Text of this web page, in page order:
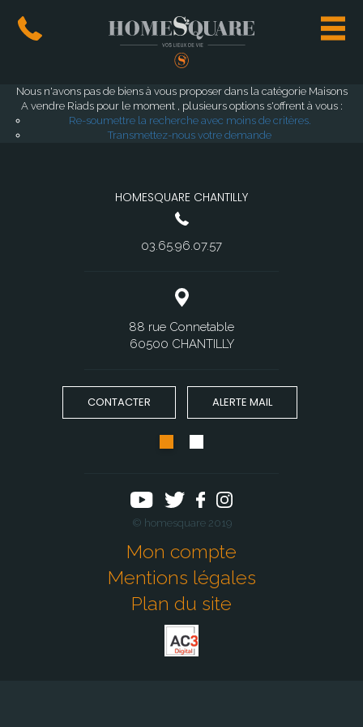
Nous n'avons pas de biens à vous proposer dans la catégorie Maisons
A vendre Riads pour le moment , plusieurs options s'offrent à vous :
Re-soumettre la recherche avec moins de critères.
Transmettez-nous votre demande
HOMESQUARE CHANTILLY
03.65.96.07.57
88 rue Connetable
60500 CHANTILLY
CONTACTER ALERTE MAIL
© homesquare 2019
Mon compte
Mentions légales
Plan du site